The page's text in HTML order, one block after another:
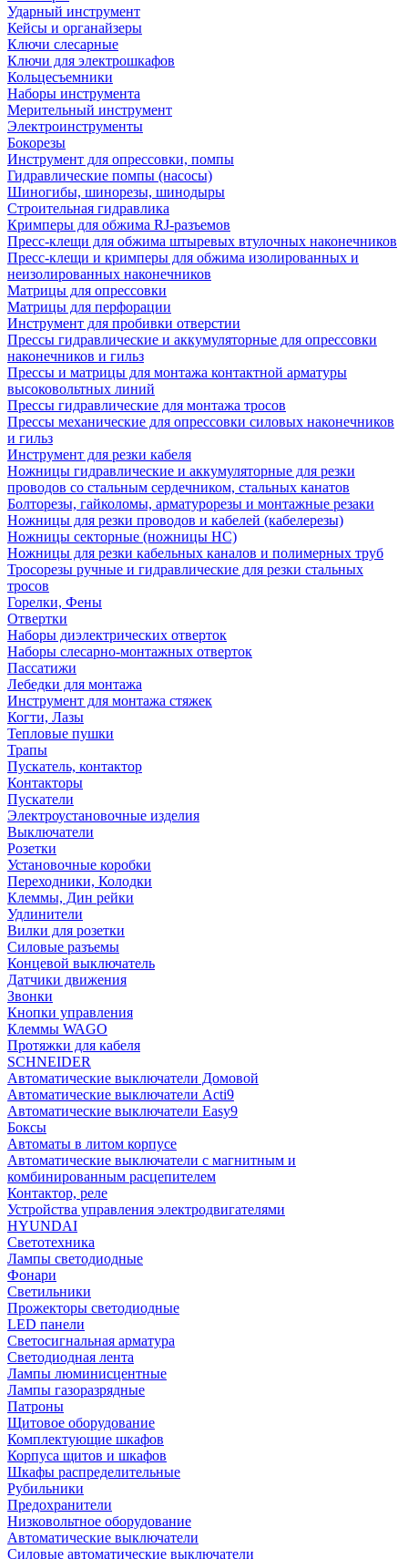
Ударный инструмент
Кейсы и органайзеры
Ключи слесарные
Ключи для электрошкафов
Кольцесъемники
Наборы инструмента
Мерительный инструмент
Электроинструменты
Бокорезы
Инструмент для опрессовки, помпы
Гидравлические помпы (насосы)
Шиногибы, шинорезы, шинодыры
Строительная гидравлика
Кримперы для обжима RJ-разъемов
Пресс-клещи для обжима штыревых втулочных наконечников
Пресс-клещи и кримперы для обжима изолированных и
неизолированных наконечников
Матрицы для опрессовки
Матрицы для перфорации
Инструмент для пробивки отверстии
Прессы гидравлические и аккумуляторные для опрессовки
наконечников и гильз
Прессы и матрицы для монтажа контактной арматуры
высоковольтных линий
Прессы гидравлические для монтажа тросов
Прессы механические для опрессовки силовых наконечников
и гильз
Инструмент для резки кабеля
Ножницы гидравлические и аккумуляторные для резки
проводов со стальным сердечником, стальных канатов
Болторезы, гайколомы, арматурорезы и монтажные резаки
Ножницы для резки проводов и кабелей (кабелерезы)
Ножницы секторные (ножницы НС)
Ножницы для резки кабельных каналов и полимерных труб
Тросорезы ручные и гидравлические для резки стальных
тросов
Горелки, Фены
Отвертки
Наборы диэлектрических отверток
Наборы слесарно-монтажных отверток
Пассатижи
Лебедки для монтажа
Инструмент для монтажа стяжек
Когти, Лазы
Тепловые пушки
Трапы
Пускатель, контактор
Контакторы
Пускатели
Электроустановочные изделия
Выключатели
Розетки
Установочные коробки
Переходники, Колодки
Клеммы, Дин рейки
Удлинители
Вилки для розетки
Силовые разъемы
Концевой выключатель
Датчики движения
Звонки
Кнопки управления
Клеммы WAGO
Протяжки для кабеля
SCHNEIDER
Автоматические выключатели Домовой
Автоматические выключатели Acti9
Автоматические выключатели Easy9
Боксы
Автоматы в литом корпусе
Автоматические выключатели с магнитным и
комбинированным расцепителем
Контактор, реле
Устройства управления электродвигателями
HYUNDAI
Светотехника
Лампы светодиодные
Фонари
Светильники
Прожекторы светодиодные
LED панели
Светосигнальная арматура
Светодиодная лента
Лампы люминисцентные
Лампы газоразрядные
Патроны
Щитовое оборудование
Комплектующие шкафов
Корпуса щитов и шкафов
Шкафы распределительные
Рубильники
Предохранители
Низковольтное оборудование
Автоматические выключатели
Силовые автоматические выключатели